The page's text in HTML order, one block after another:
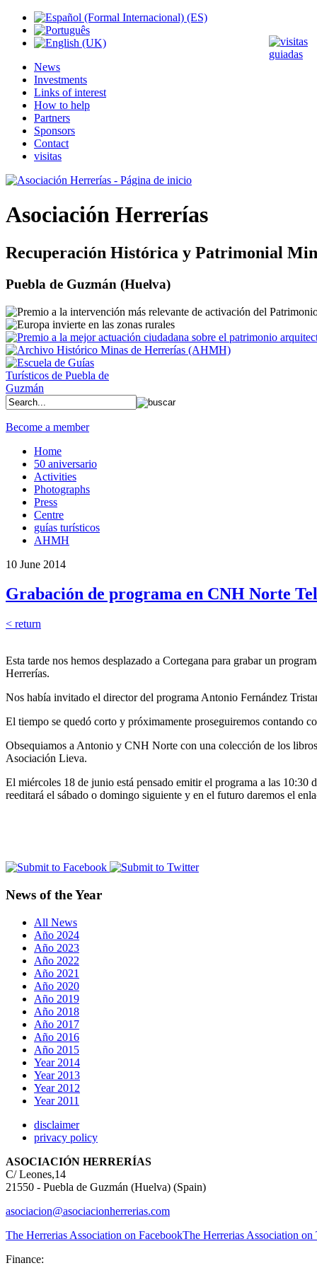
News
Investments
Links of interest
How to help
Partners
Sponsors
Contact
visitas
Asociación Herrerías
Recuperación Histórica y Patrimonial
Puebla de Guzmán (Huelva)
Become a member
Home
50 aniversario
Activities
Photographs
Press
Centre
guías turísticos
AHMH
10 June 2014
Grabación de programa en CNH Norte
< return
Esta tarde nos hemos desplazado a Cortegana para grabar un
Herrerías.
Nos había invitado el director del programa Antonio Fernández
El tiempo se quedó corto y próximamente proseguiremos contando
Obsequiamos a Antonio y CNH Norte con una colección de los
Asociación Lieva.
El miércoles 18 de junio está pensado emitir el programa a las
reeditará el sábado o domingo siguiente y en el futuro daremos el
News of the Year
All News
Año 2024
Año 2023
Año 2022
Año 2021
Año 2020
Año 2019
Año 2018
Año 2017
Año 2016
Año 2015
Year 2014
Year 2013
Year 2012
Year 2011
disclaimer
privacy policy
ASOCIACIÓN HERRERÍAS
C/ Leones,14
21550 - Puebla de Guzmán (Huelva) (Spain)
asociacion@asociacionherrerias.com
The Herrerias Association on FacebookThe Herrerias Association on
Finance: